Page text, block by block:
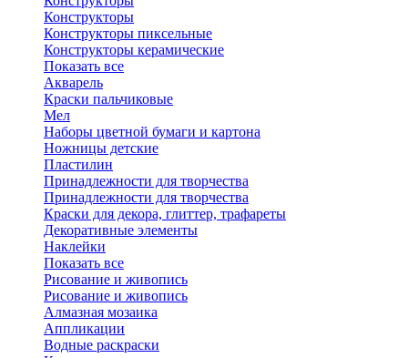
Конструкторы
Конструкторы пиксельные
Конструкторы керамические
Показать все
Акварель
Краски пальчиковые
Мел
Наборы цветной бумаги и картона
Ножницы детские
Пластилин
Принадлежности для творчества
Принадлежности для творчества
Краски для декора, глиттер, трафареты
Декоративные элементы
Наклейки
Показать все
Рисование и живопись
Рисование и живопись
Алмазная мозаика
Аппликации
Водные раскраски